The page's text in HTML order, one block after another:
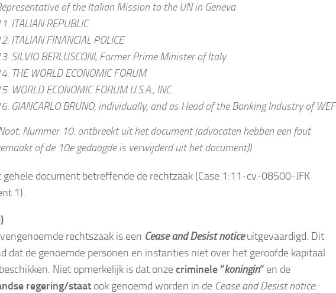
of the Italian Mission to the UN in Geneva
ITALIAN REPUBLIC
ITALIAN FINANCIAL POLICE
SILVIO BERLUSCONI, Former Prime Minister of Italy
THE WORLD ECONOMIC FORUM
WORLD ECONOMIC FORUM U.S.A., INC.
GIANCARLO BRUNO, individually, and as Head of the Banking Industry of WEF
Nummer 10. ontbreekt uit het document (advocaten hebben een fout
of de 10e gedaagde is verwijderd uit het document))
gehele document betreffende de rechtzaak (Case 1:11-cv-08500-JFK
1).
rechtszaak is een Cease and Desist noticeuitgevaardigd. Dit
dat de genoemde personen en instanties niet over het geroofde kapitaal
Niet opmerkelijk is dat onzecriminele “koningin“ en de
regering/staat ook genoemd worden in de Cease and Desist notice: